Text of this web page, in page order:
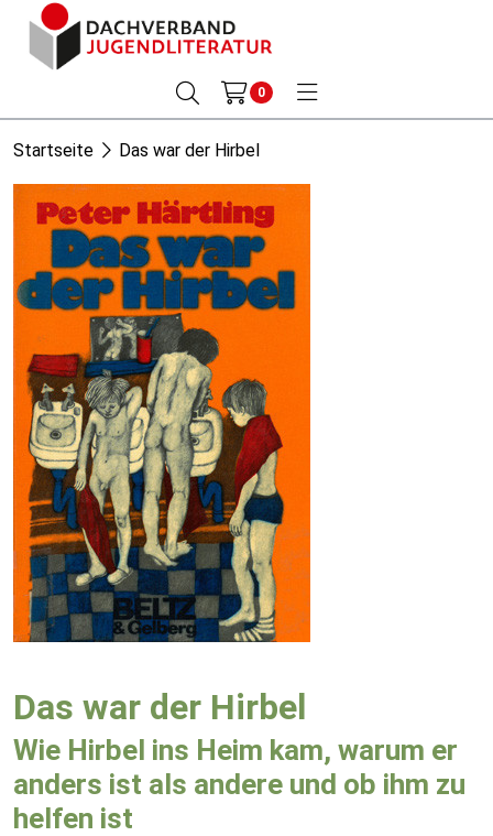
0
Startseite Das war der Hirbel
Das war der Hirbel
Wie Hirbel ins Heim kam, warum er
anders ist als andere und ob ihm zu
helfen ist